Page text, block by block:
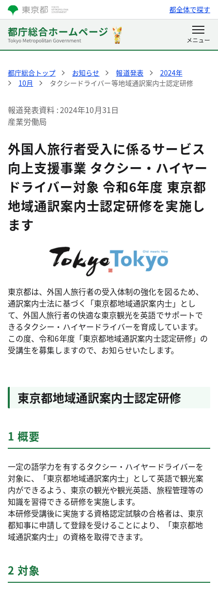
都全体で探す
都庁総合トップ お知らせ 報道発表
2024年
10月
タクシードライバー等地域通訳案内士認定研修
報道発表資料 2024年10月31日
産業労働局
外国人旅行者受入に係るサービス
向上支援事業 タクシー・ハイヤー
ドライバー対象 令和6年度 東京都
地域通訳案内士認定研修を実施し
ます
東京都は、外国人旅行者の受入体制の強化を図るため、
通訳案内士法に基づく「東京都地域通訳案内士」とし
て、外国人旅行者の快適な東京観光を英語でサポートで
きるタクシー・ハイヤードライバーを育成しています。
この度、令和6年度「東京都地域通訳案内士認定研修」の
受講生を募集しますので、お知らせいたします。
東京都地域通訳案内士認定研修
1 概要
一定の語学力を有するタクシー・ハイヤードライバーを
対象に、「東京都地域通訳案内士」として英語で観光案
内ができるよう、東京の観光や観光英語、旅程管理等の
知識を習得できる研修を実施します。
本研修受講後に実施する資格認定試験の合格者は、東京
都知事に申請して登録を受けることにより、「東京都地
域通訳案内士」の資格を取得できます。
2 対象